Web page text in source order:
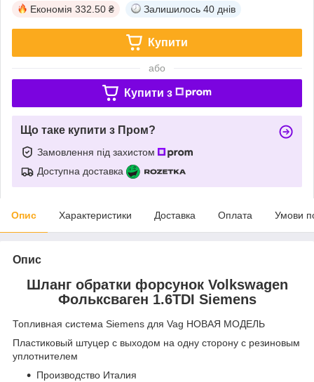
Економія 332.50 ₴ Залишилось 40 днів
Купити
або
Купити з
Що таке купити з Пром?
Замовлення під захистом
Доступна доставка
Опис Характеристики Доставка Оплата Умови
Опис
Шланг обратки форсунок Volkswagen
Фольксваген 1.6TDI Siemens
Топливная система Siemens для Vag НОВАЯ МОДЕЛЬ
Пластиковый штуцер с выходом на одну сторону с резиновым
уплотнителем
Производство Италия